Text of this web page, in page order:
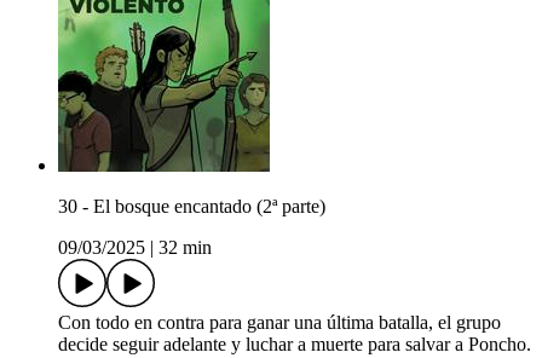
30 - El bosque encantado (2ª parte)
09/03/2025
32 min
Con todo en contra para ganar una última batalla, el grupo
decide seguir adelante y luchar a muerte para salvar a Poncho.